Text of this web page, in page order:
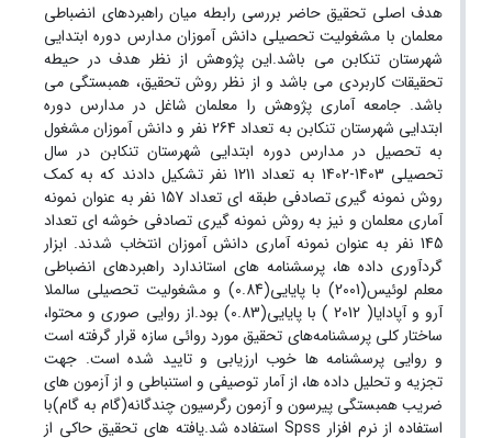
هدف اصلی تحقیق حاضر بررسی رابطه میان راهبردهای انضباطی
معلمان با مشغولیت تحصیلی دانش آموزان مدارس دوره ابتدایی
شهرستان تنکابن می باشد.این پژوهش از نظر هدف در حیطه
تحقیقات کاربردی می باشد و از نظر روش تحقیق، همبستگی می
باشد. جامعه آماری پژوهش را معلمان شاغل در مدارس دوره
ابتدایی شهرستان تنکابن به تعداد 264 نفر و دانش آموزان مشغول
به تحصیل در مدارس دوره ابتدایی شهرستان تنکابن در سال
تحصیلی 1403-1402 به تعداد 1211 نفر تشکیل دادند که به کمک
روش نمونه گیری تصادفی طبقه ای تعداد 157 نفر به عنوان نمونه
آماری معلمان و نیز به روش نمونه گیری تصادفی خوشه ای تعداد
145 نفر به عنوان نمونه آماری دانش آموزان انتخاب شدند. ابزار
گردآوری داده ها، پرسشنامه های استاندارد راهبردهای انضباطی
معلم لوئیس(2001) با پایایی(0.84) و مشغولیت تحصیلی سالملا
آرو و آپادایا( 2012 ) با پایایی(0.83) بود.از روایی صوری و محتوا،
ساختار کلی پرسشنامه‌های تحقیق مورد روائی سازه قرار گرفته است
و روایی پرسشنامه ها خوب ارزیابی و تایید شده است. جهت
تجزیه و تحلیل داده ها، از آمار توصیفی و استنباطی و از آزمون های
ضریب همبستگی پیرسون و آزمون رگرسیون چندگانه(گام به گام)با
استفاده از نرم افزار Spss استفاده شد.یافته های تحقیق حاکی از